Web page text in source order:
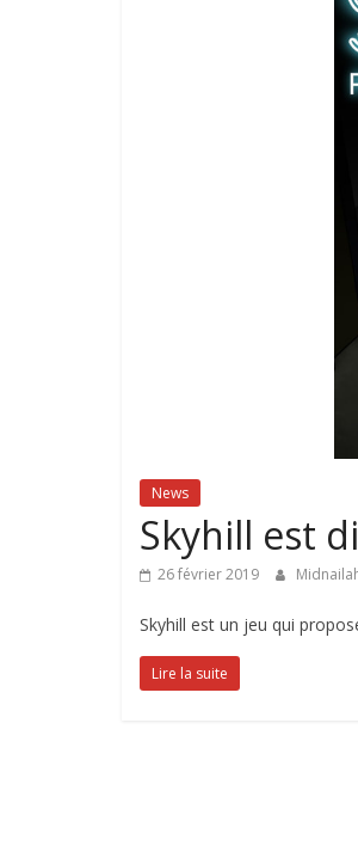
News
Skyhill est
26 février 2019
Skyhill est un jeu qui
Lire la suite